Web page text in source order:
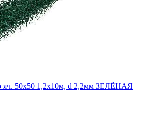
яч. 50х50 1,2х10м, d 2,2мм ЗЕЛЁНАЯ